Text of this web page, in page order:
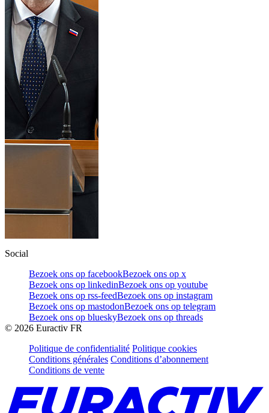
Social
Bezoek ons op facebookBezoek ons op x
Bezoek ons op linkedinBezoek ons op youtube
Bezoek ons op rss-feedBezoek ons op instagram
Bezoek ons op mastodonBezoek ons op telegram
Bezoek ons op blueskyBezoek ons op threads
© 2026 Euractiv FR
Politique de confidentialité Politique cookies
Conditions générales Conditions d’abonnement
Conditions de vente